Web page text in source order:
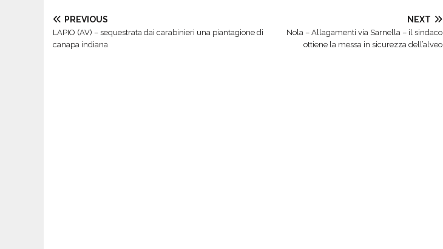
PREVIOUS
LAPIO (AV) – sequestrata dai carabinieri una piantagione di
canapa indiana
NEXT
Nola – Allagamenti via Sarnella – il sindaco
ottiene la messa in sicurezza dell’alveo